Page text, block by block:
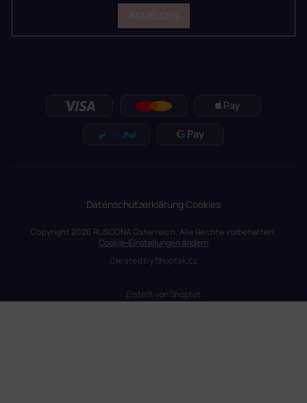
DatenschutzerklärungCookies
Erstellt von Shoptet
Copyright 2026 RUSCONA Österreich. Alle Rechte vorbehalten.
Cookie-Einstellungen ändern
Created byShoptak.cz